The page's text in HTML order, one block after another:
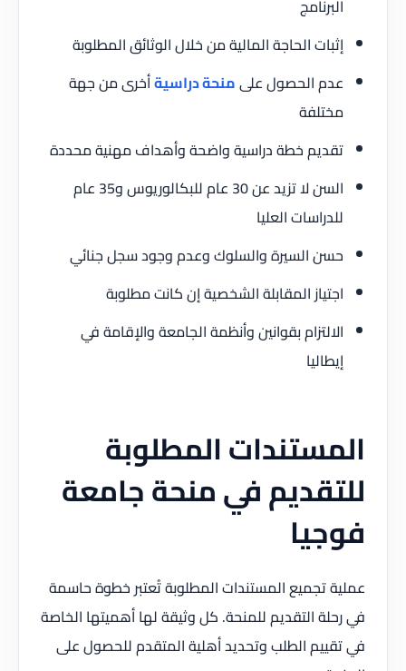
البرنامج
إثبات الحاجة المالية من خلال الوثائق المطلوبة
عدم الحصول علىمنحة دراسيةأخرى من جهة
مختلفة
تقديم خطة دراسية واضحة وأهداف مهنية محددة
السن لا تزيد عن 30 عام للبكالوريوس و35 عام
للدراسات العليا
حسن السيرة والسلوك وعدم وجود سجل جنائي
اجتياز المقابلة الشخصية إن كانت مطلوبة
الالتزام بقوانين وأنظمة الجامعة والإقامة في
إيطاليا
المستندات المطلوبة
للتقديم في منحة جامعة
فوجيا
عملية تجميع المستندات المطلوبة تُعتبر خطوة حاسمة
في رحلة التقديم للمنحة. كل وثيقة لها أهميتها الخاصة
في تقييم الطلب وتحديد أهلية المتقدم للحصول على